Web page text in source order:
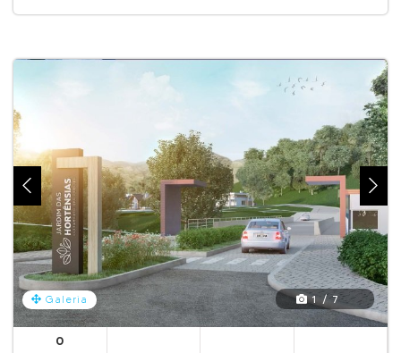
Galeria 1 / 7
0